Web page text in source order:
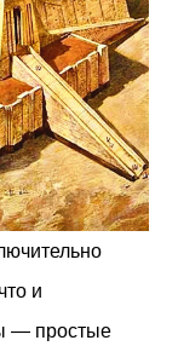
и
— простые